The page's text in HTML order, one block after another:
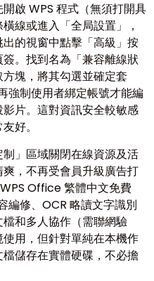
啟 WPS 程式（無須打開具
線或進入「全局設置」，
的視窗中點擊「高級」按
。找到名為「兼容離線狀
塊，將其勾選並確定套
強制使用者綁定帳號才能編
片。這對資訊安全較敏感
好。
」區域關閉在線資源及活
，不再受會員升級廣告打
WPS Office 繁體中文免費
編修、OCR 略讀文字識別
和多人協作（需聯網驗
用，但針對單純在本機作
儲存在實體硬碟，不必擔